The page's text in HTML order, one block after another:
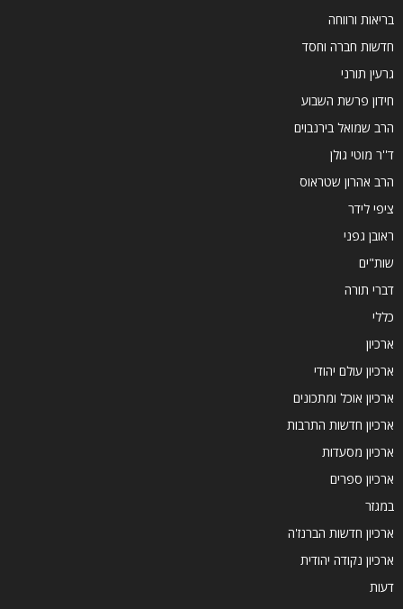
בריאות ורווחה
חדשות חברה וחסד
גרעין תורני
חידון פרשת השבוע
הרב שמואל בירנבוים
ד''ר מוטי גולן
הרב אהרון שטראוס
ציפי לידר
ראובן גפני
שות"ים
דברי תורה
כללי
ארכיון
ארכיון עולם יהודי
ארכיון אוכל ומתכונים
ארכיון חדשות התרבות
ארכיון מסעדות
ארכיון ספרים
במגזר
ארכיון חדשות הברנז'ה
ארכיון נקודה יהודית
דעות